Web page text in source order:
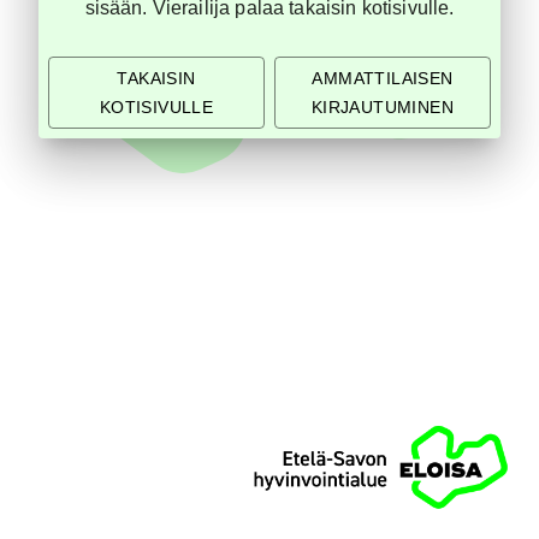
sisään. Vierailija palaa takaisin kotisivulle.
TAKAISIN
KOTISIVULLE
AMMATTILAISEN
KIRJAUTUMINEN